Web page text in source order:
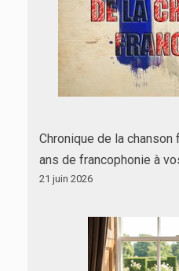
Chronique de la
ans de francophonie à
21 juin 2026